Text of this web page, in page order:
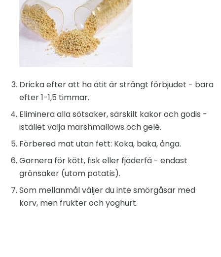
Dricka efter att ha ätit är strängt förbjudet - bara
efter 1-1,5 timmar.
Eliminera alla sötsaker, särskilt kakor och godis -
istället välja marshmallows och gelé.
Förbered mat utan fett: Koka, baka, ånga.
Garnera för kött, fisk eller fjäderfä - endast
grönsaker (utom potatis).
Som mellanmål väljer du inte smörgåsar med
korv, men frukter och yoghurt.